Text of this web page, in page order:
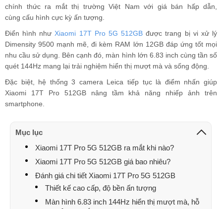
chính thức ra mắt thị trường Việt Nam với giá bán hấp dẫn,
cùng cấu hình cực kỳ ấn tượng.
Điển hình như Xiaomi 17T Pro 5G 512GB được trang bị vi xử lý
Dimensity 9500 mạnh mẽ, đi kèm RAM lớn 12GB đáp ứng tốt mọi
nhu cầu sử dụng. Bên cạnh đó, màn hình lớn 6.83 inch cùng tần số
quét 144Hz mang lại trải nghiệm hiển thị mượt mà và sống động.
Đặc biệt, hệ thống 3 camera Leica tiếp tục là điểm nhấn giúp
Xiaomi 17T Pro 512GB nâng tầm khả năng nhiếp ảnh trên
smartphone.
Mục lục
Xiaomi 17T Pro 5G 512GB ra mắt khi nào?
Xiaomi 17T Pro 5G 512GB giá bao nhiêu?
Đánh giá chi tiết Xiaomi 17T Pro 5G 512GB
Thiết kế cao cấp, độ bền ấn tượng
Màn hình 6.83 inch 144Hz hiển thị mượt mà, hỗ